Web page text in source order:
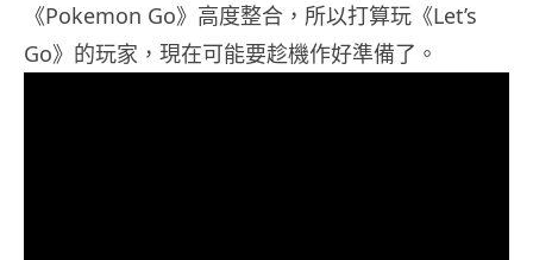
《Pokemon Go》高度整合，所以打算玩《Let’s
Go》的玩家，現在可能要趁機作好準備了。